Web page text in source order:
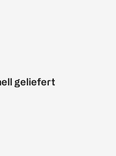
geliefert